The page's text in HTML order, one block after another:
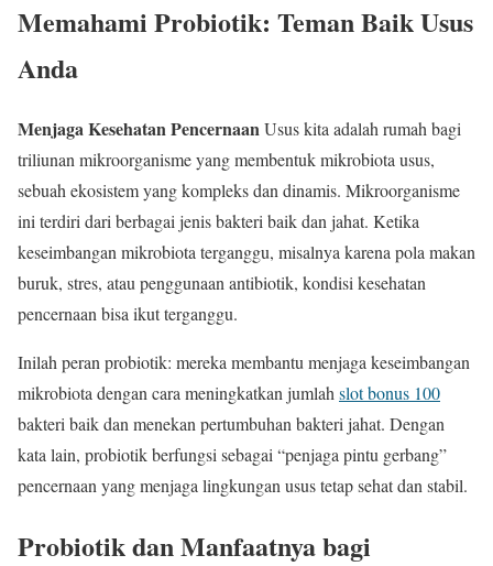
Memahami Probiotik: Teman Baik Usus
Anda
Menjaga Kesehatan PencernaanUsus kita adalah rumah bagi
triliunan mikroorganisme yang membentuk mikrobiota usus,
sebuah ekosistem yang kompleks dan dinamis. Mikroorganisme
ini terdiri dari berbagai jenis bakteri baik dan jahat. Ketika
keseimbangan mikrobiota terganggu, misalnya karena pola makan
buruk, stres, atau penggunaan antibiotik, kondisi kesehatan
pencernaan bisa ikut terganggu.
Inilah peran probiotik: mereka membantu menjaga keseimbangan
mikrobiota dengan cara meningkatkan jumlah slot bonus 100
bakteri baik dan menekan pertumbuhan bakteri jahat. Dengan
kata lain, probiotik berfungsi sebagai “penjaga pintu gerbang”
pencernaan yang menjaga lingkungan usus tetap sehat dan stabil.
Probiotik dan Manfaatnya bagi